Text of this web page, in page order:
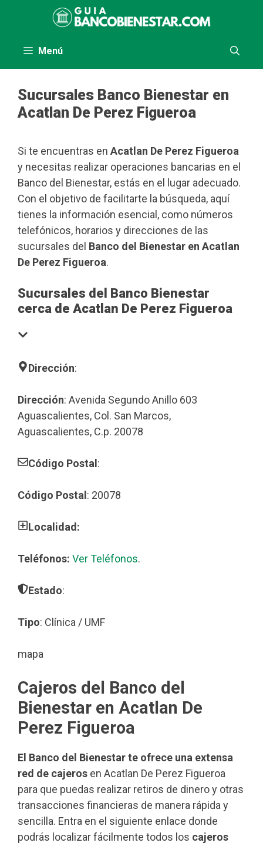
Menú
Sucursales Banco Bienestar en
Acatlan De Perez Figueroa
Si te encuentras en Acatlan De Perez Figueroa
y necesitas realizar operaciones bancarias en el
Banco del Bienestar, estás en el lugar adecuado.
Con el objetivo de facilitarte la búsqueda, aquí
tienes la información esencial, como números
telefónicos, horarios y direcciones de las
sucursales del Banco del Bienestar en Acatlan
De Perez Figueroa.
Sucursales del Banco Bienestar
cerca de Acatlan De Perez Figueroa
Dirección:
Dirección: Avenida Segundo Anillo 603
Aguascalientes, Col. San Marcos,
Aguascalientes, C.p. 20078
Código Postal :
Código Postal : 20078
Localidad:
Teléfonos: Ver Teléfonos.
Estado:
Tipo: Clínica / UMF
mapa
Cajeros del Banco del
Bienestar en Acatlan De
Perez Figueroa
El Banco del Bienestar te ofrece una extensa
red de cajeros en Acatlan De Perez Figueroa
para que puedas realizar retiros de dinero y otras
transacciones financieras de manera rápida y
sencilla. Entra en el siguiente enlace donde
podrás localizar fácilmente todos los cajeros